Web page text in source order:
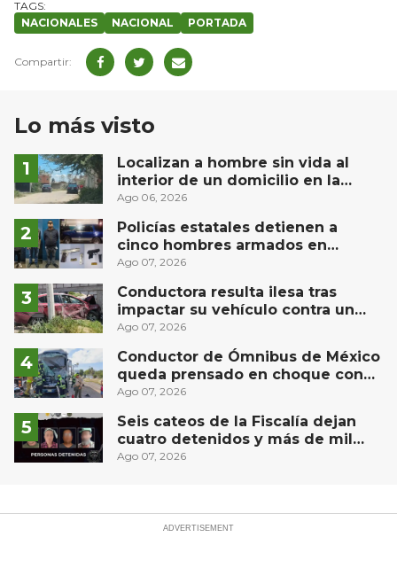
NACIONALES NACIONAL PORTADA
Lo más visto
Localizan a hombre sin vida al
interior de un domicilio en la
comunidad El Rodeo, San Juan del
Ago 06, 2026
Policías estatales detienen a
cinco hombres armados en
Puebla capital
Ago 07, 2026
Conductora resulta ilesa tras
impactar su vehículo contra un
muro en Huimilpan
Ago 07, 2026
Conductor de Ómnibus de México
queda prensado en choque con
materialista en San Juan del Río
Ago 07, 2026
Seis cateos de la Fiscalía dejan
cuatro detenidos y más de mil
dosis aseguradas en Querétaro
Ago 07, 2026